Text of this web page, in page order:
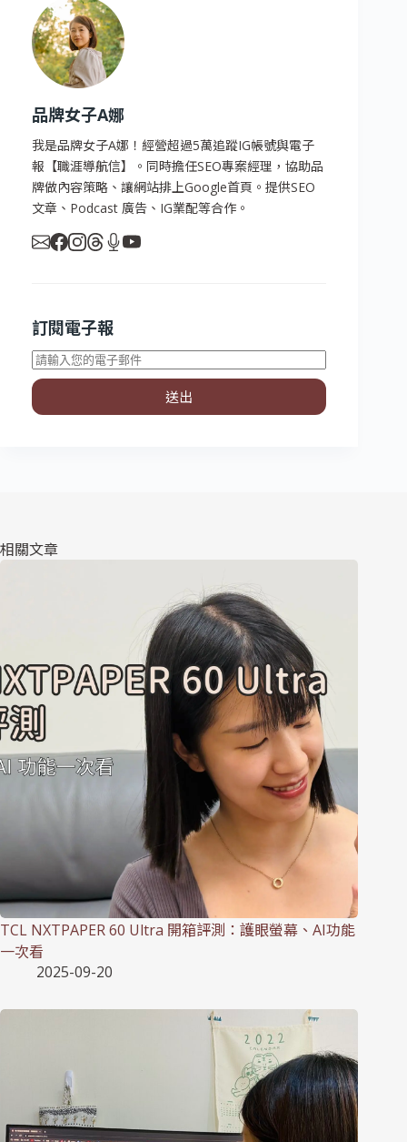
品牌女子A娜
我是品牌女子A娜！經營超過5萬追蹤IG帳號與電子
報【職涯導航信】。同時擔任SEO專案經理，協助品
牌做內容策略、讓網站排上Google首頁。提供SEO
文章、Podcast 廣告、IG業配等合作。
訂閱電子報
送出
相關文章
TCL NXTPAPER 60 Ultra 開箱評測：護眼螢幕、AI功能
一次看
2025-09-20